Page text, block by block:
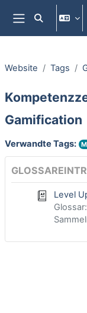
Zum Hauptinhalt
Website-
Website Tags
Gamification
Verwandte Tags:
Level